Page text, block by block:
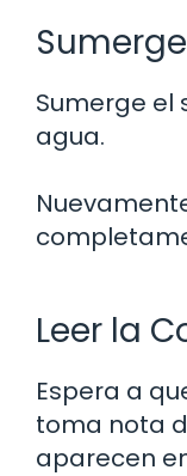
Sumerge el
agua.
Leer la
Espera a
toma nota
aparecen